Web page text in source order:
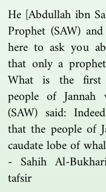
He [Abdullah ibn
Prophet (SAW)
here to ask you
that only a
What is the
people of
(SAW) said:
that the people of
caudate lobe of
- Sahih Al-
tafsir